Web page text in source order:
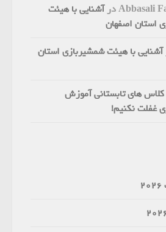
Abbasaliدرآشنایی با هیئت
استان اصفهان
آشنایی با هیئت شمشیربازی استان
کلاس های تابستانی آموزش
غفلت نکنیم!